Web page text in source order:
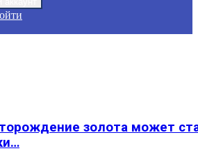
золота может